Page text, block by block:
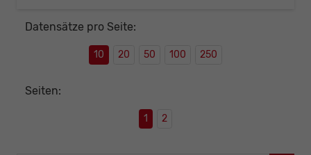
Datensätze pro Seite:
10 20 50 100 250
Seiten:
1 2